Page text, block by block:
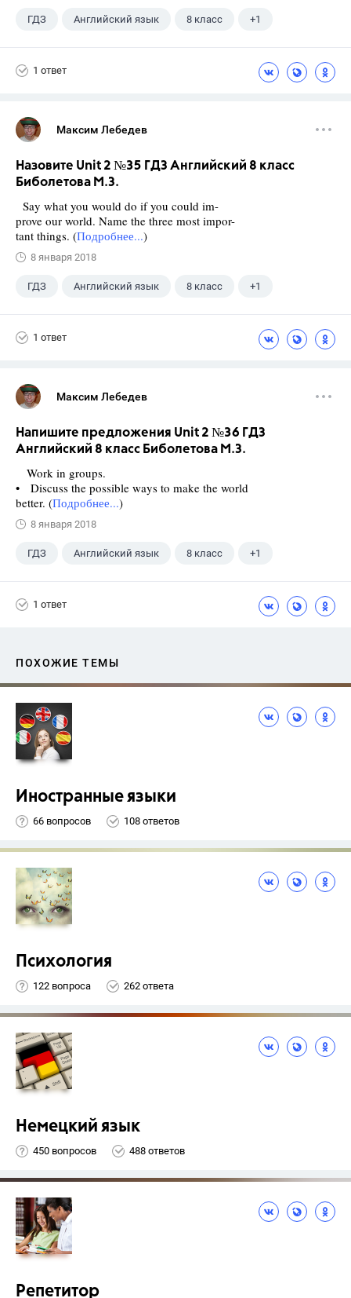
ГДЗ Английский язык 8 класс +1
1 ответ
Максим Лебедев
Назовите Unit 2 №35 ГДЗ Английский 8 класс
Биболетова М.З.
Say what you would do if you could im-
prove our world. Name the three most impor-
tant things. (Подробнее...)
8 января 2018
ГДЗ Английский язык 8 класс +1
1 ответ
Максим Лебедев
Напишите предложения Unit 2 №36 ГДЗ
Английский 8 класс Биболетова М.З.
Work in groups.
• Discuss the possible ways to make the world
better. (Подробнее...)
8 января 2018
ГДЗ Английский язык 8 класс +1
1 ответ
ПОХОЖИЕ ТЕМЫ
Иностранные языки
66 вопросов 108 ответов
Психология
122 вопроса 262 ответа
Немецкий язык
450 вопросов 488 ответов
Репетитор